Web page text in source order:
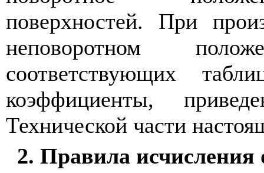
поверхностей. При
неповоротном
соответствующих
коэффициенты,
Технической части
2. Правила исчисления